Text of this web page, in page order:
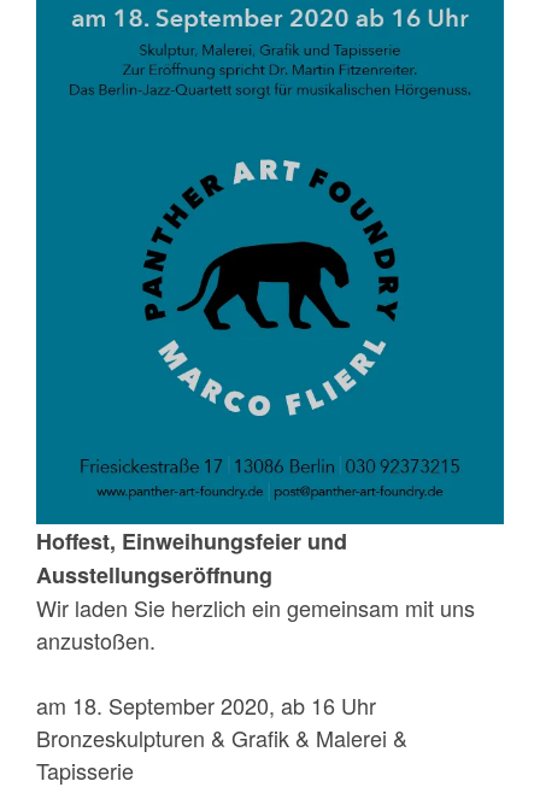
Hoffest, Einweihungsfeier und
Ausstellungseröffnung
Wir laden Sie herzlich ein gemeinsam mit uns
anzustoßen.
am 18. September 2020, ab 16 Uhr
Bronzeskulpturen & Grafik & Malerei &
Tapisserie